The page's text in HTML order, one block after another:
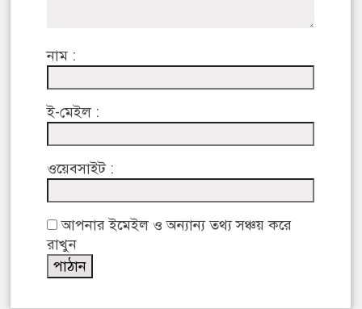
নাম :
ই-মেইল :
ওয়েবসাইট :
আপনার ইমেইল ও অন্যান্য তথ্য সঞ্চয় করে
রাখুন